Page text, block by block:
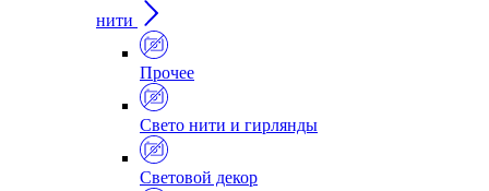
нити
Прочее
Свето нити и гирлянды
Световой декор